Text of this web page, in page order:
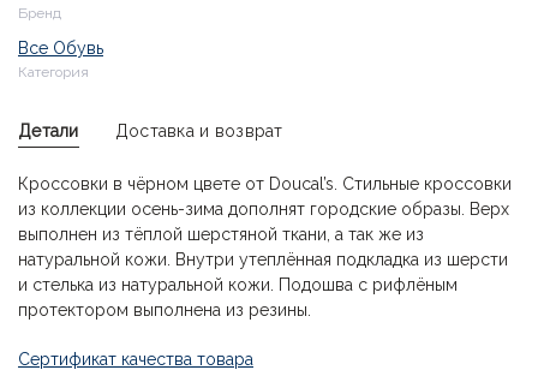
Бренд
Все Обувь
Категория
Детали Доставка и возврат
Кроссовки в чёрном цвете от Doucal’s. Стильные кроссовки
из коллекции осень-зима дополнят городские образы. Верх
выполнен из тёплой шерстяной ткани, а так же из
натуральной кожи. Внутри утеплённая подкладка из шерсти
и стелька из натуральной кожи. Подошва с рифлёным
протектором выполнена из резины.
Сертификат качества товара